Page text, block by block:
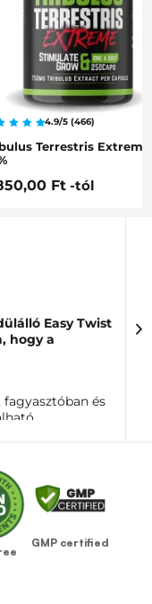
Terrestris Extreme
4.9/5 (466)
Ft -tól
Easy Twist
hogy a
és
DEHP
GMP certified